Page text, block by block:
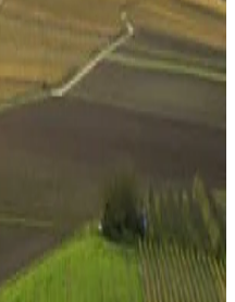
اتصل بنا
السياسات وغيرها
سياسة جلسات التصوير
شروط وأحكام التجارة الإلكترونية
قواعد اللباس